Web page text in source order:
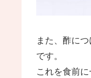
また、酢に
です。
これを食前